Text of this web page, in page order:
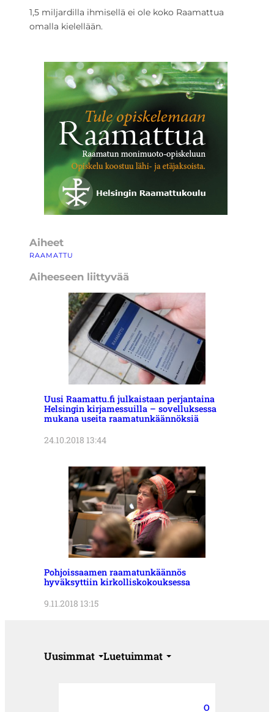
1,5 miljardilla ihmisellä ei ole koko Raamattua
omalla kielellään.
Aiheet
RAAMATTU
Aiheeseen liittyvää
Uusi Raamattu.fi julkaistaan perjantaina
Helsingin kirjamessuilla – sovelluksessa
mukana useita raamatunkäännöksiä
24.10.2018 13:44
Pohjoissaamen raamatunkäännös
hyväksyttiin kirkolliskokouksessa
9.11.2018 13:15
Uusimmat Luetuimmat
O